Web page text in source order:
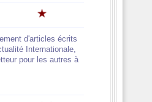
d'articles écrits
Internationale,
pour les autres à